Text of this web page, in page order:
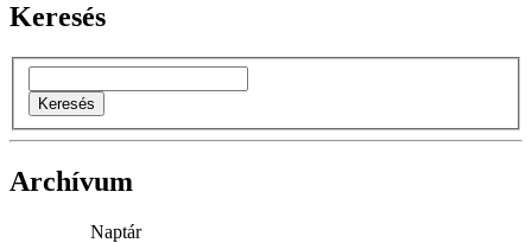
Keresés
Archívum
Naptár